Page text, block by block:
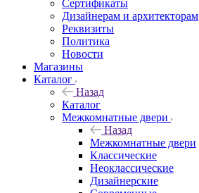
Сертификаты
Дизайнерам и архитекторам
Реквизиты
Политика
Новости
Магазины
Каталог
Назад
Каталог
Межкомнатные двери
Назад
Межкомнатные двери
Классические
Неоклассические
Дизайнерские